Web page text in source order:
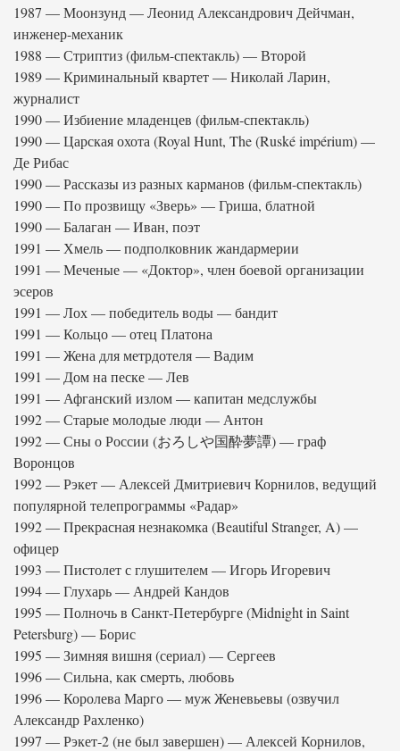
1987 — Моонзунд — Леонид Александрович Дейчман,
инженер-механик
1988 — Стриптиз (фильм-спектакль) — Второй
1989 — Криминальный квартет — Николай Ларин,
журналист
1990 — Избиение младенцев (фильм-спектакль)
1990 — Царская охота (Royal Hunt, The (Ruské impérium) —
Де Рибас
1990 — Рассказы из разных карманов (фильм-спектакль)
1990 — По прозвищу «Зверь» — Гриша, блатной
1990 — Балаган — Иван, поэт
1991 — Хмель — подполковник жандармерии
1991 — Меченые — «Доктор», член боевой организации
эсеров
1991 — Лох — победитель воды — бандит
1991 — Кольцо — отец Платона
1991 — Жена для метрдотеля — Вадим
1991 — Дом на песке — Лев
1991 — Афганский излом — капитан медслужбы
1992 — Старые молодые люди — Антон
1992 — Сны о России (おろしや国酔夢譚) — граф
Воронцов
1992 — Рэкет — Алексей Дмитриевич Корнилов, ведущий
популярной телепрограммы «Радар»
1992 — Прекрасная незнакомка (Beautiful Stranger, A) —
офицер
1993 — Пистолет с глушителем — Игорь Игоревич
1994 — Глухарь — Андрей Кандов
1995 — Полночь в Санкт-Петербурге (Midnight in Saint
Petersburg) — Борис
1995 — Зимняя вишня (сериал) — Сергеев
1996 — Сильна, как смерть, любовь
1996 — Королева Марго — муж Женевьевы (озвучил
Александр Рахленко)
1997 — Рэкет-2 (не был завершен) — Алексей Корнилов,